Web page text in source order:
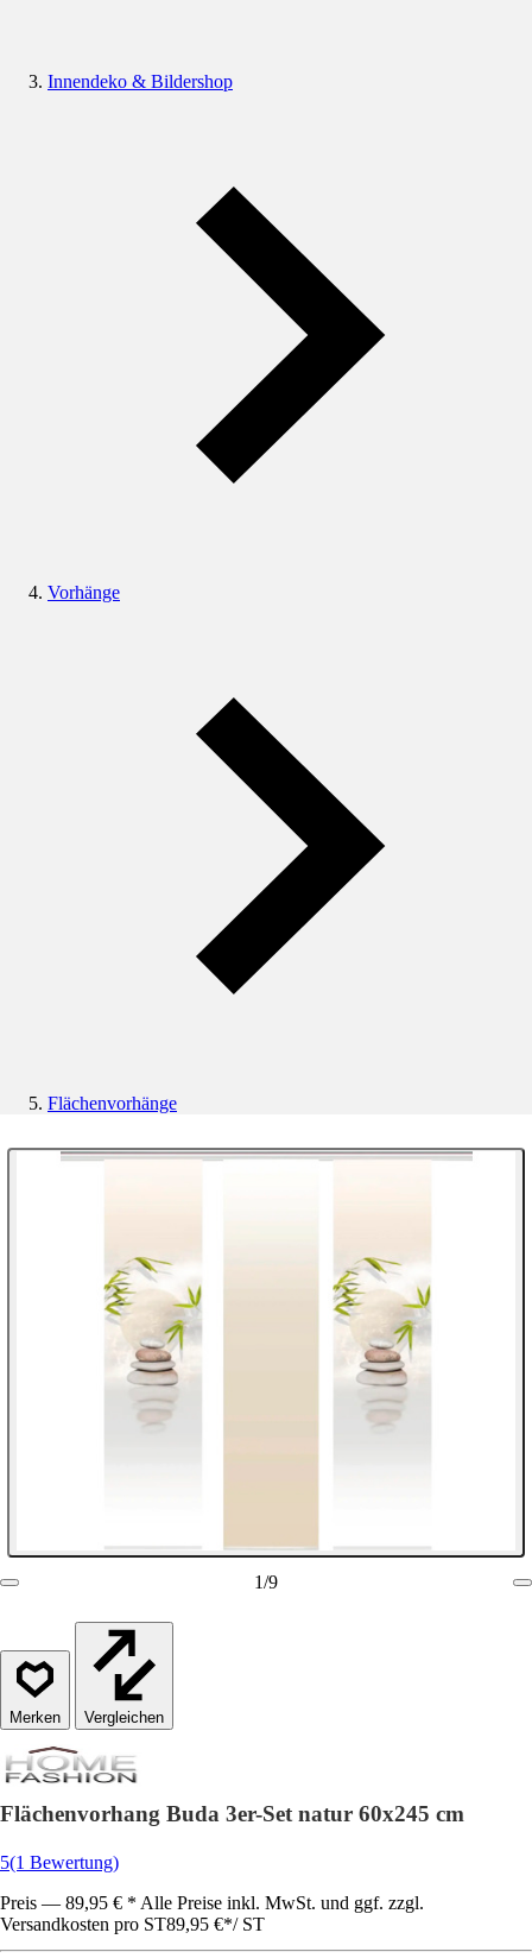
Innendeko & Bildershop
Vorhänge
Flächenvorhänge
1/9
Vergleichen
Flächenvorhang Buda 3er-Set natur 60x245 cm
5(1 Bewertung)
Preis — 89,95 € * Alle Preise inkl. MwSt. und ggf. zzgl.
Versandkosten pro ST89,95 €*/ ST